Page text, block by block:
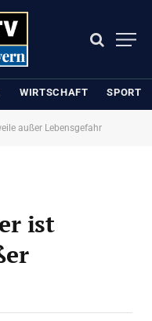
WIRTSCHAFT SPORT
außer Lebensgefahr
ist